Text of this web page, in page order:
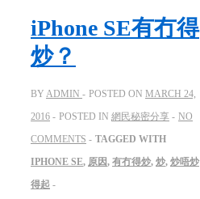
iPhone SE有冇得
炒？
BY ADMIN POSTED ON MARCH 24,
2016
POSTED IN 網民秘密分享
NO
COMMENTS
TAGGED WITH
IPHONE SE, 原因, 有冇得炒, 炒, 炒唔炒
得起